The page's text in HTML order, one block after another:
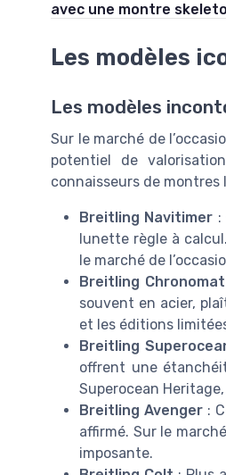
avec une montre
Les modèles
Les modèles
Sur le marché de
potentiel de
connaisseurs de montres
Breitling Navitimer :
lunette règle à
le marché de
Breitling Chronomat
souvent en acier,
et les éditions
Breitling
offrent une
Superocean
Breitling Avenger :
affirmé. Sur le
imposante.